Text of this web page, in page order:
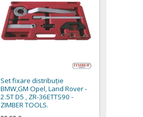
Set fixare distribuţie
BMW,GM Opel, Land Rover -
2.5T D5 , ZR-36ETTS90 -
ZIMBER TOOLS.